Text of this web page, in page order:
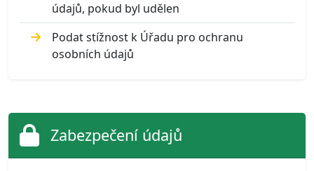
údajů, pokud byl udělen
Podat stížnost k Úřadu pro ochranu
osobních údajů
Zabezpečení údajů